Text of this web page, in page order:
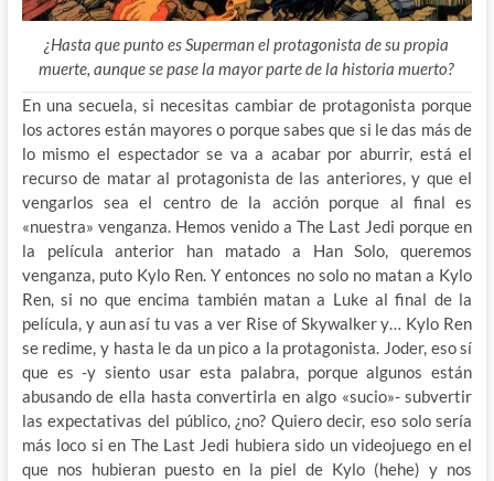
¿Hasta que punto es Superman el protagonista de su propia
muerte, aunque se pase la mayor parte de la historia muerto?
En una secuela, si necesitas cambiar de protagonista porque
los actores están mayores o porque sabes que si le das más de
lo mismo el espectador se va a acabar por aburrir, está el
recurso de matar al protagonista de las anteriores, y que el
vengarlos sea el centro de la acción porque al final es
«nuestra» venganza. Hemos venido a The Last Jedi porque en
la película anterior han matado a Han Solo, queremos
venganza, puto Kylo Ren. Y entonces no solo no matan a Kylo
Ren, si no que encima también matan a Luke al final de la
película, y aun así tu vas a ver Rise of Skywalker y… Kylo Ren
se redime, y hasta le da un pico a la protagonista. Joder, eso sí
que es -y siento usar esta palabra, porque algunos están
abusando de ella hasta convertirla en algo «sucio»- subvertir
las expectativas del público, ¿no? Quiero decir, eso solo sería
más loco si en The Last Jedi hubiera sido un videojuego en el
que nos hubieran puesto en la piel de Kylo (hehe) y nos